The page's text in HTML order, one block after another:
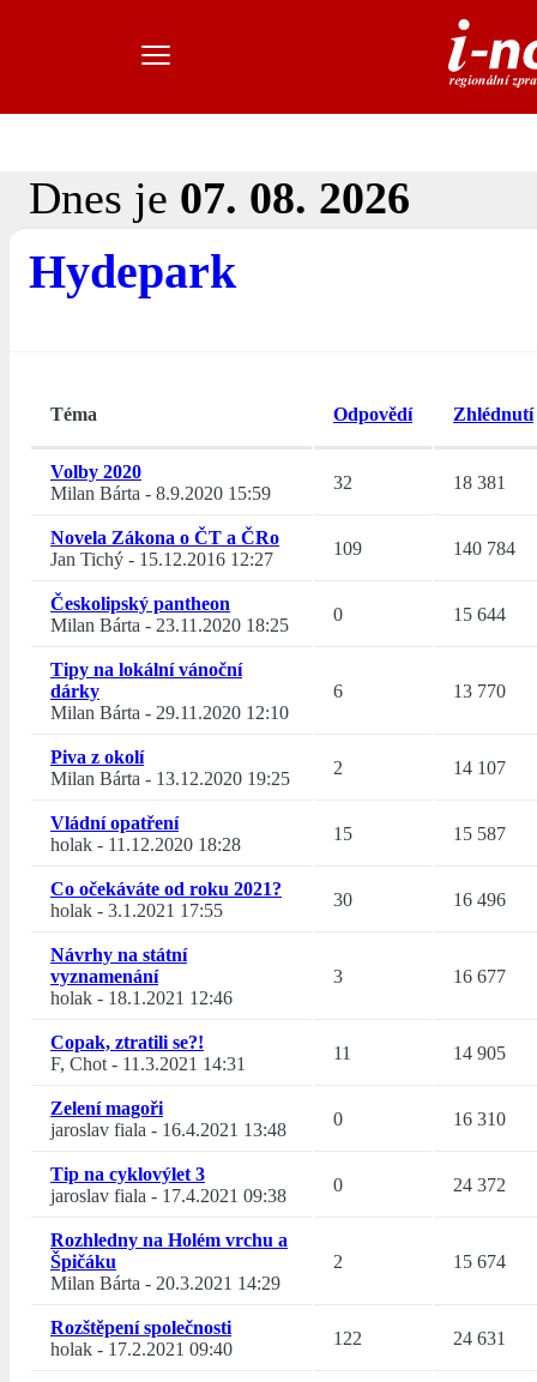
Dnes je 07. 08. 2026
Hydepark
Téma Odpovědí Zhlédnutí
Volby 2020
Milan Bárta - 8.9.2020 15:59
32 18 381
Novela Zákona o ČT a ČRo
Jan Tichý - 15.12.2016 12:27
109 140 784
Českolipský pantheon
Milan Bárta - 23.11.2020 18:25
0 15 644
Tipy na lokální vánoční
dárky
Milan Bárta - 29.11.2020 12:10
6 13 770
Piva z okolí
Milan Bárta - 13.12.2020 19:25
2 14 107
Vládní opatření
holak - 11.12.2020 18:28
15 15 587
Co očekáváte od roku 2021?
holak - 3.1.2021 17:55
30 16 496
Návrhy na státní
vyznamenání
holak - 18.1.2021 12:46
3 16 677
Copak, ztratili se?!
F, Chot- 11.3.2021 14:31
11 14 905
Zelení magoři
jaroslav fiala - 16.4.2021 13:48
0 16 310
Tip na cyklovýlet 3
jaroslav fiala - 17.4.2021 09:38
0 24 372
Rozhledny na Holém vrchu a
Špičáku
Milan Bárta - 20.3.2021 14:29
2 15 674
Rozštěpení společnosti
holak - 17.2.2021 09:40
122 24 631